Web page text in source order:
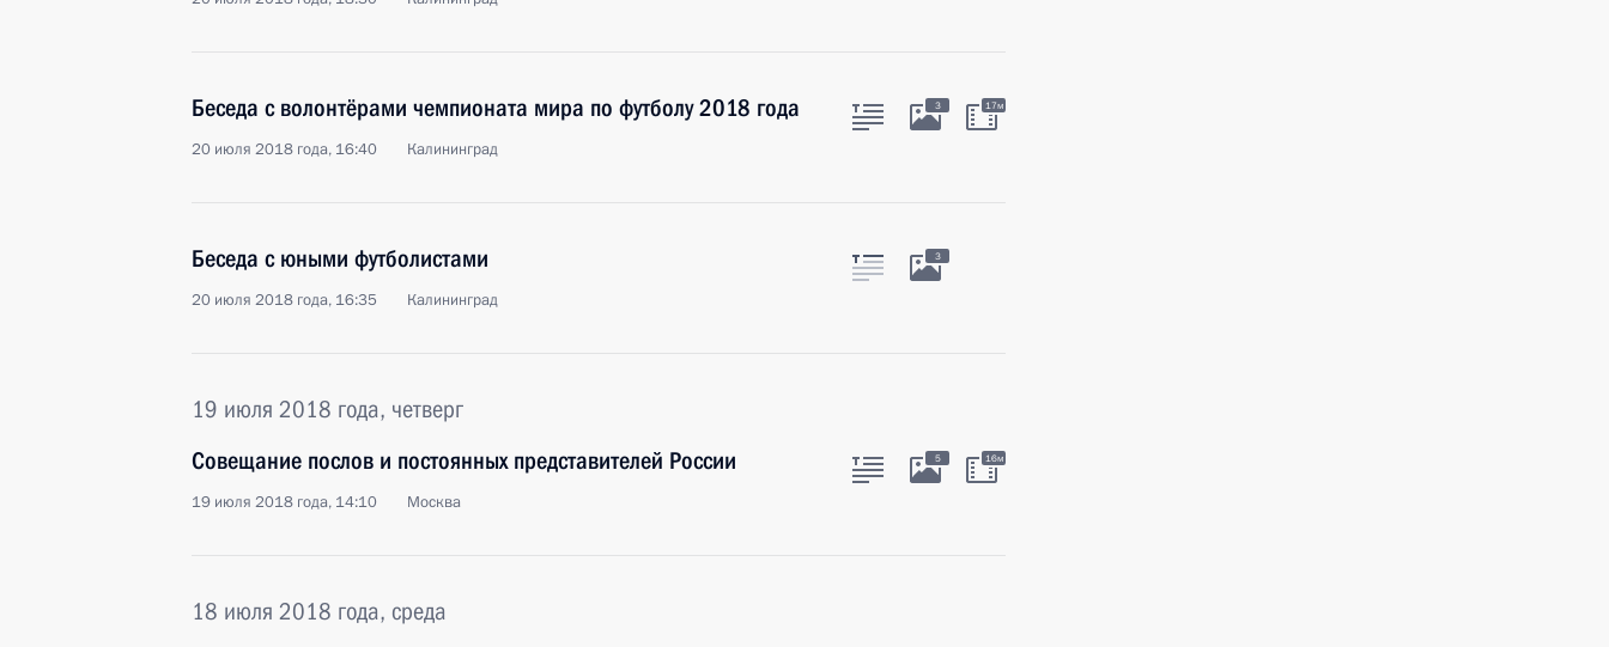
Беседа с волонтёрами чемпионата мира по футболу 2018 года
20 июля 2018 года, 16:40 Калининград
3 17м
Беседа с юными футболистами
20 июля 2018 года, 16:35 Калининград
3
19 июля 2018 года, четверг
Совещание послов и постоянных представителей России
19 июля 2018 года, 14:10 Москва
5 16м
18 июля 2018 года, среда